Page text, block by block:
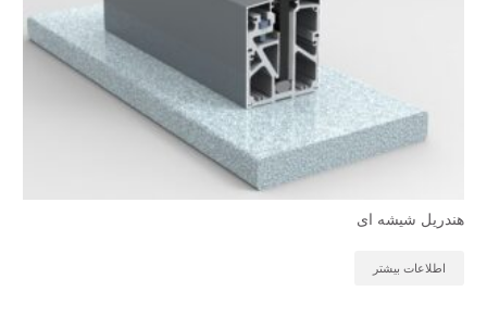
هندریل شیشه ای
اطلاعات بیشتر